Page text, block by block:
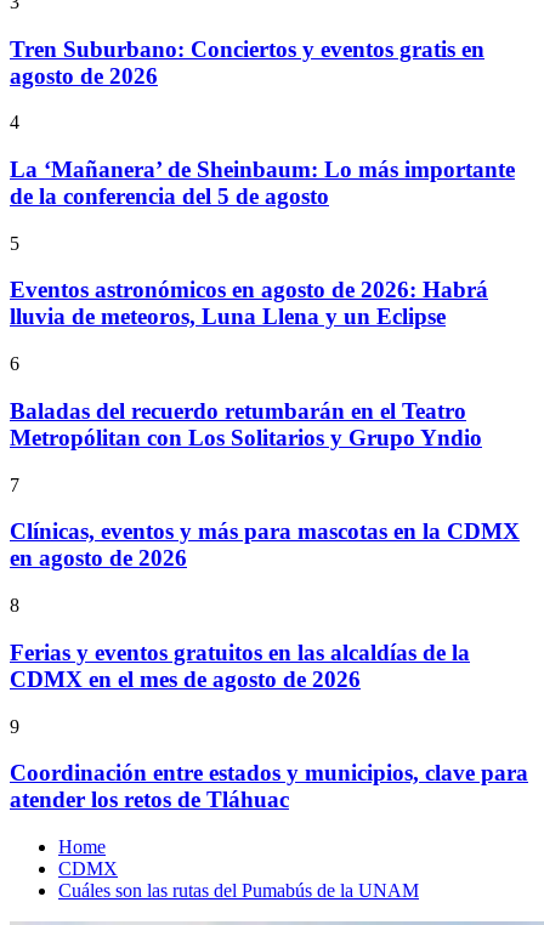
Tren Suburbano: Conciertos y eventos gratis en
agosto de 2026
4
La ‘Mañanera’ de Sheinbaum: Lo más importante
de la conferencia del 5 de agosto
5
Eventos astronómicos en agosto de 2026: Habrá
lluvia de meteoros, Luna Llena y un Eclipse
6
Baladas del recuerdo retumbarán en el Teatro
Metropólitan con Los Solitarios y Grupo Yndio
7
Clínicas, eventos y más para mascotas en la CDMX
en agosto de 2026
8
Ferias y eventos gratuitos en las alcaldías de la
CDMX en el mes de agosto de 2026
9
Coordinación entre estados y municipios, clave para
atender los retos de Tláhuac
Home
CDMX
Cuáles son las rutas del Pumabús de la UNAM